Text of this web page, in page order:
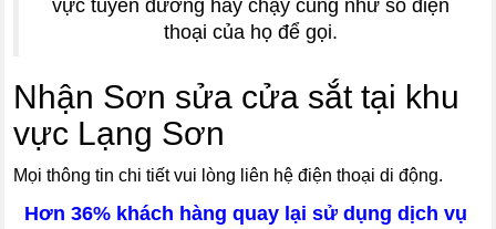
vực tuyến đường hay chạy cũng như số điện
thoại của họ để gọi.
Nhận Sơn sửa cửa sắt tại khu
vực Lạng Sơn
Mọi thông tin chi tiết vui lòng liên hệ điện thoại di động.
Hơn 36% khách hàng quay lại sử dụng dịch vụ